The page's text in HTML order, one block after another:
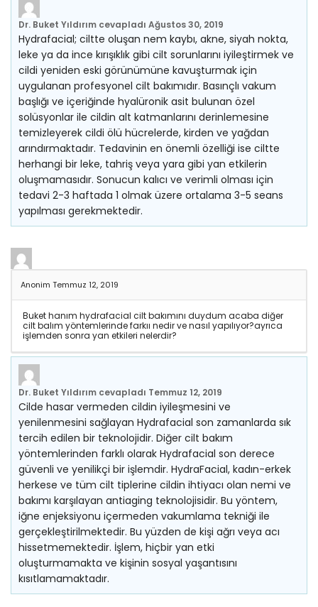
Dr. Buket Yıldırım cevapladı Ağustos 30, 2019
Hydrafacial; ciltte oluşan nem kaybı, akne, siyah nokta,
leke ya da ince kırışıklık gibi cilt sorunlarını iyileştirmek ve
cildi yeniden eski görünümüne kavuşturmak için
uygulanan profesyonel cilt bakımıdır. Basınçlı vakum
başlığı ve içeriğinde hyalüronik asit bulunan özel
solüsyonlar ile cildin alt katmanlarını derinlemesine
temizleyerek cildi ölü hücrelerde, kirden ve yağdan
arındırmaktadır. Tedavinin en önemli özelliği ise ciltte
herhangi bir leke, tahriş veya yara gibi yan etkilerin
oluşmamasıdır. Sonucun kalıcı ve verimli olması için
tedavi 2-3 haftada 1 olmak üzere ortalama 3-5 seans
yapılması gerekmektedir.
Anonim Temmuz 12, 2019
Buket hanım hydrafacial cilt bakımını duydum acaba diğer
cilt balım yöntemlerinde farkıı nedir ve nasıl yapılıyor?ayrıca
işlemden sonra yan etkileri nelerdir?
Dr. Buket Yıldırım cevapladı Temmuz 12, 2019
Cilde hasar vermeden cildin iyileşmesini ve
yenilenmesini sağlayan Hydrafacial son zamanlarda sık
tercih edilen bir teknolojidir. Diğer cilt bakım
yöntemlerinden farklı olarak Hydrafacial son derece
güvenli ve yenilikçi bir işlemdir. HydraFacial, kadın-erkek
herkese ve tüm cilt tiplerine cildin ihtiyacı olan nemi ve
bakımı karşılayan antiaging teknolojisidir. Bu yöntem,
iğne enjeksiyonu içermeden vakumlama tekniği ile
gerçekleştirilmektedir. Bu yüzden de kişi ağrı veya acı
hissetmemektedir. İşlem, hiçbir yan etki
oluşturmamakta ve kişinin sosyal yaşantısını
kısıtlamamaktadır.